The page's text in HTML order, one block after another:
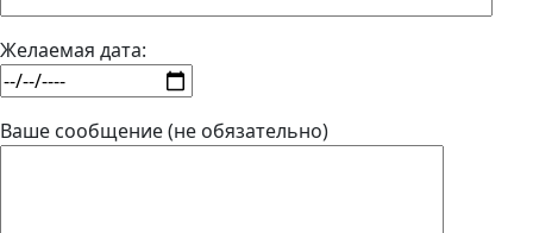
Желаемая дата:
Ваше сообщение (не обязательно)